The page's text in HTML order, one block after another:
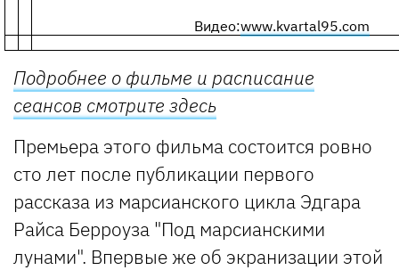
Видео:www.kvartal95.com
Подробнее о фильме и расписание
сеансов смотрите здесь
Премьера этого фильма состоится ровно
сто лет после публикации первого
рассказа из марсианского цикла Эдгара
Райcа Берроуза "Под марсианскими
лунами". Впервые же об экранизации этой